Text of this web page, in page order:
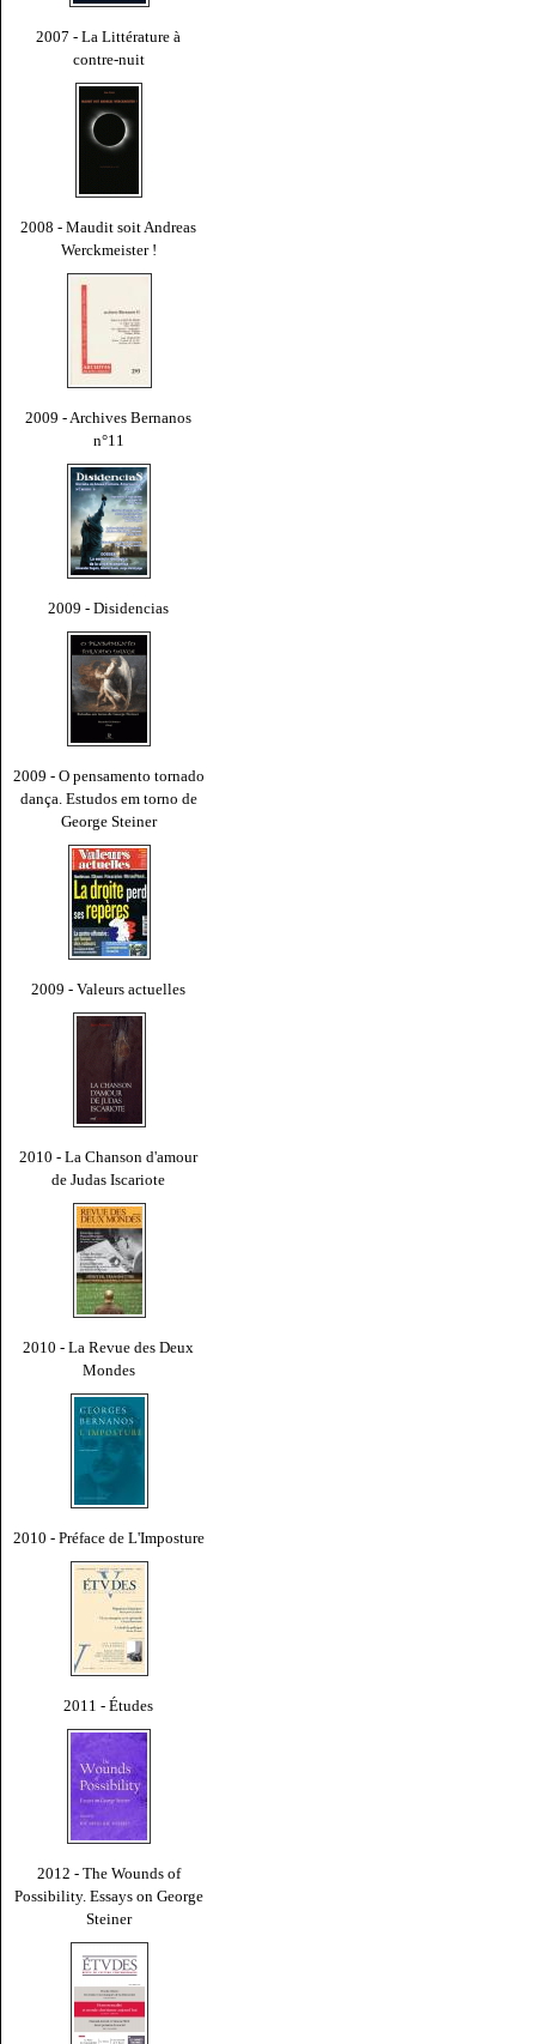
2007 - La Littérature à
contre-nuit
2008 - Maudit soit Andreas
Werckmeister !
2009 - Archives Bernanos
n°11
2009 - Disidencias
2009 - O pensamento tornado
dança. Estudos em torno de
George Steiner
2009 - Valeurs actuelles
2010 - La Chanson d'amour
de Judas Iscariote
2010 - La Revue des Deux
Mondes
2010 - Préface de L'Imposture
2011 - Études
2012 - The Wounds of
Possibility. Essays on George
Steiner